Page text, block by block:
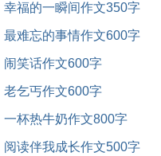
幸福的一瞬间作文350字
最难忘的事情作文600字
闹笑话作文600字
老乞丐作文600字
一杯热牛奶作文800字
阅读伴我成长作文500字